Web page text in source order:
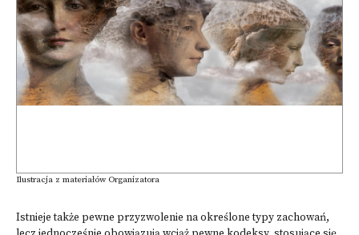
Ilustracja z materiałów Organizatora
Istnieje także pewne przyzwolenie na określone typy zachowań,